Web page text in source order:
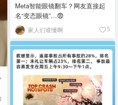
1
Meta智能眼镜翻车？网友直接起
名“变态眼镜”…😨
家人们谁懂啊 5